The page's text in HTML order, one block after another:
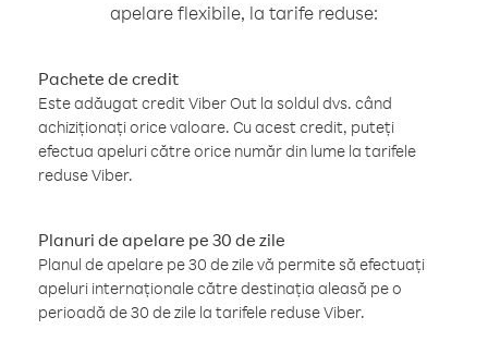
apelare flexibile, la tarife reduse:
Pachete de credit
Este adăugat credit Viber Out la soldul dvs. când
achiziționați orice valoare. Cu acest credit, puteți
efectua apeluri către orice număr din lume la tarifele
reduse Viber.
Planuri de apelare pe 30 de zile
Planul de apelare pe 30 de zile vă permite să efectuați
apeluri internaționale către destinația aleasă pe o
perioadă de 30 de zile la tarifele reduse Viber.